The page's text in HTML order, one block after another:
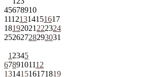
45678910
11121314151617
18192021 222324
25262728293031
1 2345
6789101112
13141516171819